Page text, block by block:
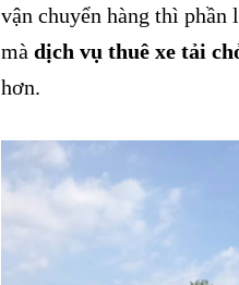
vận chuyển hàng thì phần
mà dịch vụ thuê xe tải
hơn.